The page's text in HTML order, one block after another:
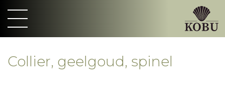
Collier, geelgoud, spinel